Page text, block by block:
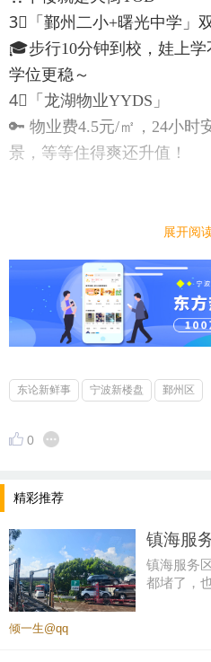
3⃣「鄞州二小+曙光中学」
🎓步行10分钟到校，娃上
学位更稳～
4⃣「龙湖物业YYDS」
🔑 物业费4.5元/㎡，24小时
景，等等住得爽还升值！
👉0中介费！直接和我砍价
👉黄金楼层！9楼无遮挡，
📍适合谁抢房？
✅新婚夫妻：3房秒改儿童
展开阅
东论新鲜事 宁波新楼盘 鄞州区
0
精彩推荐
镇海服
镇海服务
都堵了，
倾一生@qq